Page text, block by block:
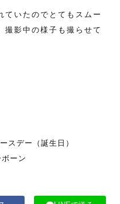
ていたのでとてもスムー
撮影中の様子も撮らせて
スデー（誕生日）
ーン